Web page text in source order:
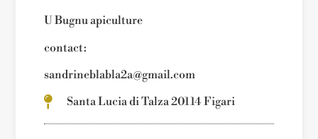
U Bugnu apiculture
contact:
sandrineblabla2a@gmail.com
Santa Lucia di Talza 20114 Figari